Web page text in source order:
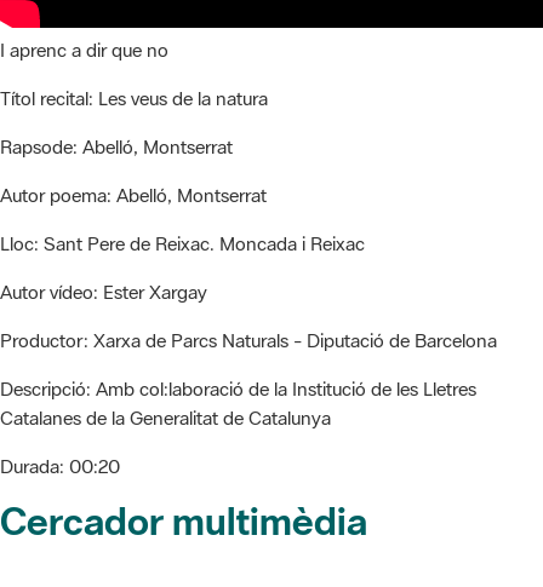
I aprenc a dir que no
Títol recital: Les veus de la natura
Rapsode: Abelló, Montserrat
Autor poema: Abelló, Montserrat
Lloc: Sant Pere de Reixac. Moncada i Reixac
Autor vídeo: Ester Xargay
Productor: Xarxa de Parcs Naturals - Diputació de Barcelona
Descripció: Amb col:laboració de la Institució de les Lletres
Catalanes de la Generalitat de Catalunya
Durada: 00:20
Cercador multimèdia